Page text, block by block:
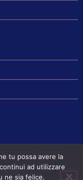
tu possa avere la
ad utilizzare
ne sia felice.